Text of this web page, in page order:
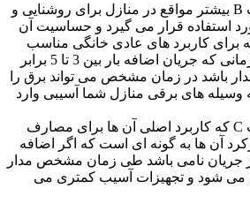
کلید مینیاتوری تیپ B بیشتر مواقع در منازل برای روشنایی و
استفاده قرار می گیرد و حساسیت آن
برای کاربرد های عادی خانگی مناسب
می باشد در واقع زمانی که جریان اضافه بار بین 3 تا 5 برابر
باشد در زمان مشخص می تواند برق را
وسیله های برقی منازل شما آسیبی وارد
کلید مینیاتوری تیپ C که کاربرد اصلی آن ها برای مصارف
آن ها به گونه ای است که اگر اضافه
5 تا 10 برابر جریان نامی باشد طی زمان مشخص مدار
می شود و تجهیزات آسیب کمتری می